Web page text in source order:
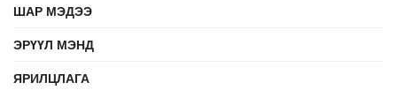
ШАР МЭДЭЭ
ЭРҮҮЛ МЭНД
ЯРИЛЦЛАГА